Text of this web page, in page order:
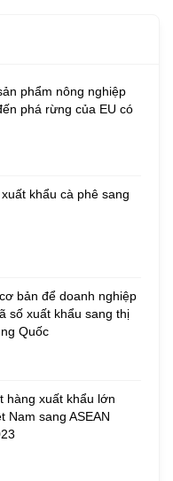
phẩm nông nghiệp
phá rừng của EU có
khẩu cà phê sang
bản để doanh nghiệp
số xuất khẩu sang thị
Quốc
hàng xuất khẩu lớn
Nam sang ASEAN